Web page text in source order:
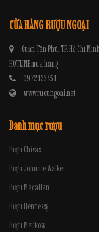
CỬA HÀNG RƯỢU NGOẠI
Quận Tân Phú, TP. Hồ Chí
HOTLINE mua hàng
0972.12345.1
www.ruoungoai.net
Danh mục rượu
Rượu Chivas
Rượu Johnnie Walker
Rượu Macallan
Rượu Hennessy
Rượu Meukow